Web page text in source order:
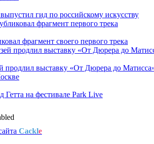
гид по российскому искусству
фрагмент своего первого трека
продлил выставку «От Дюрера до
на фестивале Park Live
Cackle